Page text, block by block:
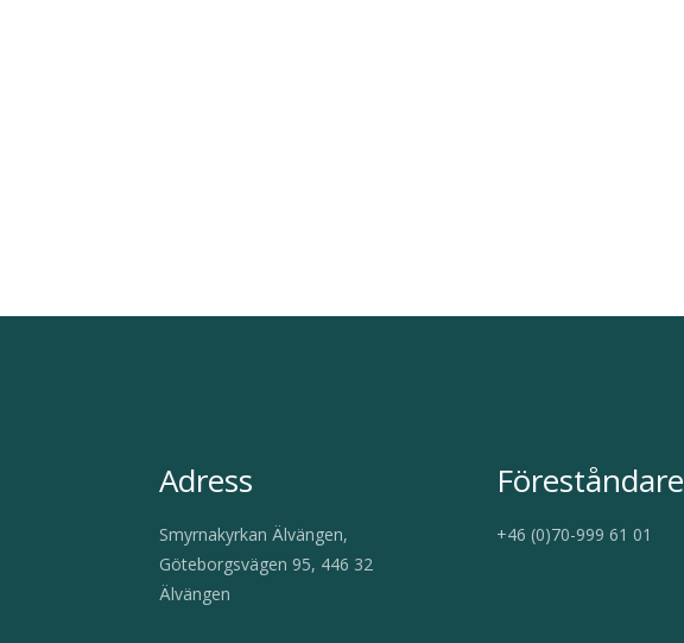
Adress
Smyrnakyrkan Älvängen,
Göteborgsvägen 95, 446 32
Älvängen
Föreståndare
+46 (0)70-999 61 01